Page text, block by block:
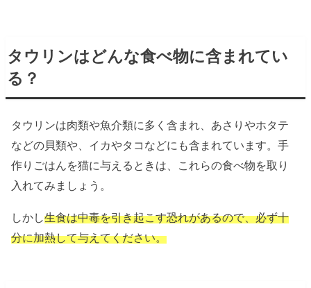
タウリンはどんな食べ物に含まれてい
る？
タウリンは肉類や魚介類に多く含まれ、あさりやホタテ
などの貝類や、イカやタコなどにも含まれています。手
作りごはんを猫に与えるときは、これらの食べ物を取り
入れてみましょう。
しかし生食は中毒を引き起こす恐れがあるので、必ず十
分に加熱して与えてください。